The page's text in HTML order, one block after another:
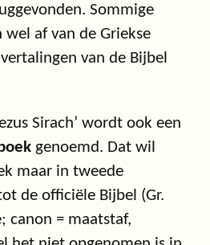
Sommige
af van de Griekse
van de Bijbel
Sirach’ wordt ook een
genoemd. Dat wil
maar in tweede
de officiële Bijbel (Gr.
canon = maatstaf,